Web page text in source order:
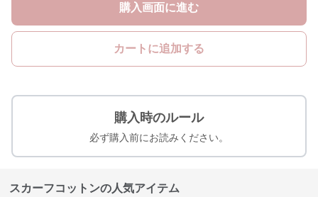
購入画面に進む
カートに追加する
購入時のルール
必ず購入前にお読みください。
スカーフコットンの人気アイテム